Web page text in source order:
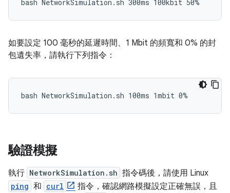
如要設定 100 毫秒的延遲時間、1 Mbit 的頻寬和 0% 的封
包遺失率，請執行下列指令：
驗證模擬
執行 NetworkSimulation.sh 指令碼後，請使用 Linux
ping 和 curl
指令，確認網路模擬設定正確無誤，且